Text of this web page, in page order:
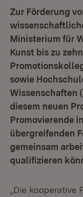
Zur Förderung
Ministerium für
Kunst bis zu
sowie
Wissenschaften
diesem neuen
Promovierende
übergreifenden
gemeinsam
qualifizieren
„Die kooperative